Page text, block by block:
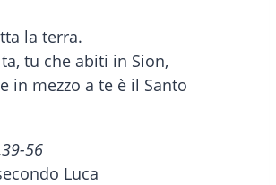
la terra.
tu che abiti in Sion,
in mezzo a te è il Santo
56
Luca